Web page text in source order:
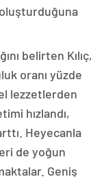
oluşturduğuna
belirten Kılıç,
oranı yüzde
lezzetlerden
hızlandı,
Heyecanla
de yoğun
Geniş